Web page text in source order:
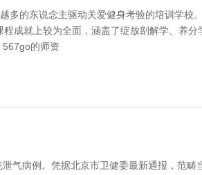
的东说念主驱动关爱健身考验的培训学校
成就上较为全面，涵盖了绽放剖解学、养
的师资
气病例。凭据北京市卫健委最新通报，范